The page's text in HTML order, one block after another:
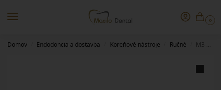
0
Domov Endodoncia a dostavba Koreňové nástroje Ručné M3 Large Taper Hand Files – SX